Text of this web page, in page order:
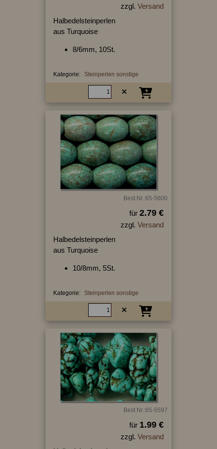
zzgl. Versand
Halbedelsteinperlen
aus Turquoise
8/6mm, 10St.
Kategorie: Steinperlen sonstige
Best.Nr.:65-5600
für 2.79 €
zzgl. Versand
Halbedelsteinperlen
aus Turquoise
10/8mm, 5St.
Kategorie: Steinperlen sonstige
Best.Nr.:65-5597
für 1.99 €
zzgl. Versand